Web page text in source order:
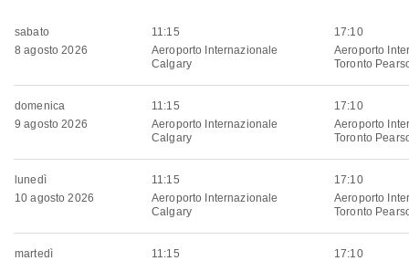
sabato
8 agosto 2026
11:15
Aeroporto Internazionale
Calgary
17:10
Aeroporto
Toronto
domenica
9 agosto 2026
11:15
Aeroporto Internazionale
Calgary
17:10
Aeroporto
Toronto
lunedì
10 agosto 2026
11:15
Aeroporto Internazionale
Calgary
17:10
Aeroporto
Toronto
martedì
11:15
17:10